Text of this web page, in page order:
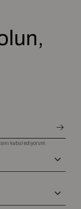
kabul ediyorum.